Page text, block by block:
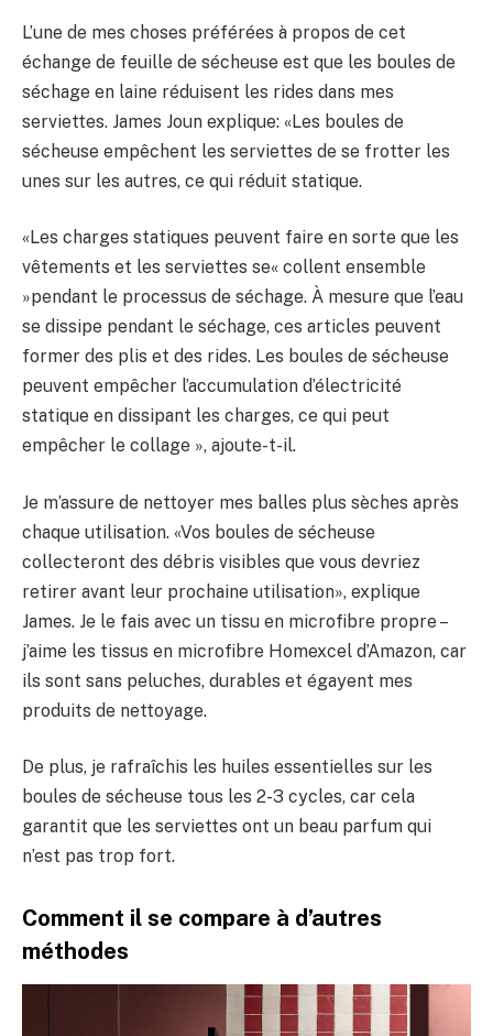
L’une de mes choses préférées à propos de cet
échange de feuille de sécheuse est que les boules de
séchage en laine réduisent les rides dans mes
serviettes. James Joun explique: «Les boules de
sécheuse empêchent les serviettes de se frotter les
unes sur les autres, ce qui réduit statique.
«Les charges statiques peuvent faire en sorte que les
vêtements et les serviettes se« collent ensemble
»pendant le processus de séchage. À mesure que l’eau
se dissipe pendant le séchage, ces articles peuvent
former des plis et des rides. Les boules de sécheuse
peuvent empêcher l’accumulation d’électricité
statique en dissipant les charges, ce qui peut
empêcher le collage », ajoute-t-il.
Je m’assure de nettoyer mes balles plus sèches après
chaque utilisation. «Vos boules de sécheuse
collecteront des débris visibles que vous devriez
retirer avant leur prochaine utilisation», explique
James. Je le fais avec un tissu en microfibre propre –
j’aime les tissus en microfibre Homexcel d’Amazon, car
ils sont sans peluches, durables et égayent mes
produits de nettoyage.
De plus, je rafraîchis les huiles essentielles sur les
boules de sécheuse tous les 2-3 cycles, car cela
garantit que les serviettes ont un beau parfum qui
n’est pas trop fort.
Comment il se compare à d’autres
méthodes